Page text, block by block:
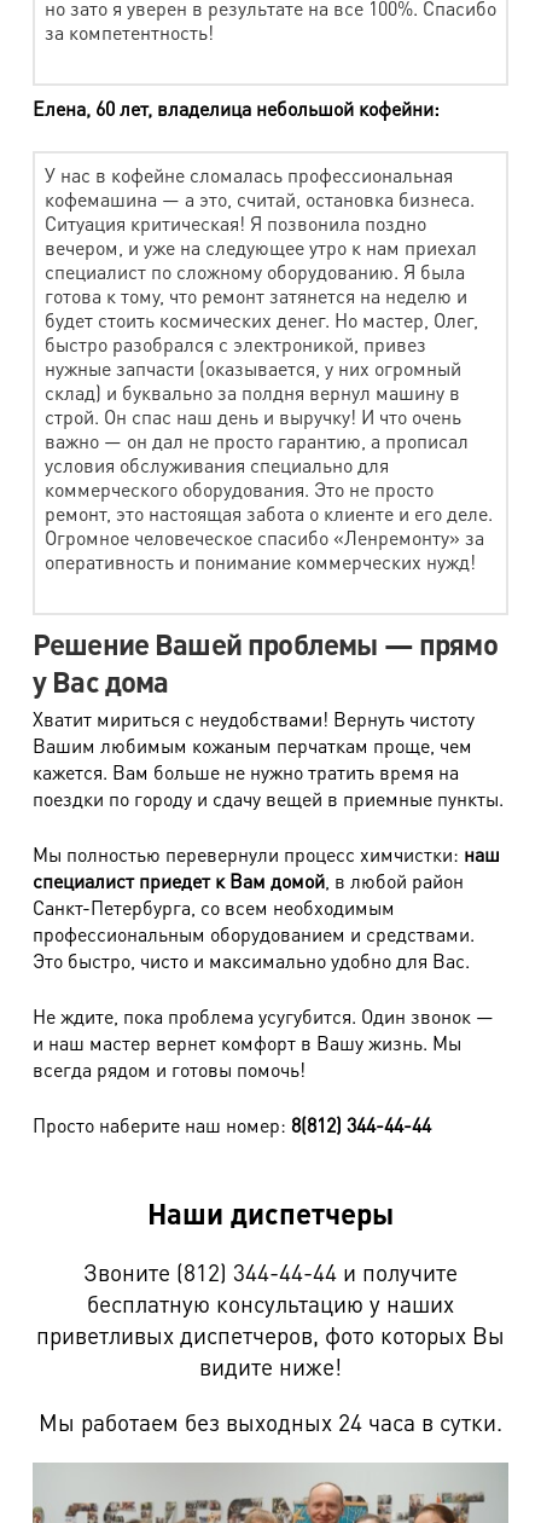
Рукавицы (овчина, плотная замша)
610 руб.
Жилет, шорты (кожа, замша)
1580 руб.
Джемпер (кожа, замша)
2040 руб.
Юбка до 40 см (кожа, замша)
1420 руб.
Юбка до 40 см (кожа, замша)
2000 руб.
Сарафан (кожа, замша)
2100 руб.
Рубашка (кожа, замша)
2100 руб.
Брюки, бриджи (кожа, замша)
2160 руб.
Пиджак, куртка, полупальто (кожа, замша)
3100 руб.
Плащ, пальто от 90 см
Дубленки до 90 см
3540 руб.
Дубленки от 90 см
3800 руб.
Кожаный пуховик от 90 см
Куртка на меху (недорогост. мех)
Пальто на подкл. из овчины
3800 руб.
Сапоги меховые (овчина) типа UGG
1750 руб.
Изделия, комбинированные текстилем
Наименование работ
Стоимость
Жилет, шорты (комбин. текстилем)
1350 руб.
Брюки, бриджи (комбин. текстилем)
1800 руб.
Джемпер (комбин. текстилем)
1700 руб.
Пиджак, куртка, полупальто до 90 см (комбин.
текстилем)
Пальто от 90 см (комбинированное текстилем) 3500 руб.
Куртка, полупальто до 90 см (на иск. меху)
3100 руб.
Пальто свыше 90 см (кожа, замша)
3300 руб.
Покраска кожаной отделки (1 деталь)
Экипировка
Наименование работ Стоимость
но зато я уверен в результате на все 100%. Спасибо
за компетентность!
Елена, 60 лет, владелица небольшой кофейни:
У нас в кофейне сломалась профессиональная
кофемашина — а это, считай, остановка бизнеса.
Ситуация критическая! Я позвонила поздно
вечером, и уже на следующее утро к нам приехал
специалист по сложному оборудованию. Я была
готова к тому, что ремонт затянется на неделю и
будет стоить космических денег. Но мастер, Олег,
быстро разобрался с электроникой, привез
нужные запчасти (оказывается, у них огромный
склад) и буквально за полдня вернул машину в
строй. Он спас наш день и выручку! И что очень
важно — он дал не просто гарантию, а прописал
условия обслуживания специально для
коммерческого оборудования. Это не просто
ремонт, это настоящая забота о клиенте и его деле.
Огромное человеческое спасибо «Ленремонту» за
оперативность и понимание коммерческих нужд!
Решение Вашей проблемы — прямо
у Вас дома
Хватит мириться с неудобствами! Вернуть чистоту
Вашим любимым кожаным перчаткам проще, чем
кажется. Вам больше не нужно тратить время на
поездки по городу и сдачу вещей в приемные пункты.
Мы полностью перевернули процесс химчистки: наш
специалист приедет к Вам домой, в любой район
Санкт-Петербурга, со всем необходимым
профессиональным оборудованием и средствами.
Это быстро, чисто и максимально удобно для Вас.
Не ждите, пока проблема усугубится. Один звонок —
и наш мастер вернет комфорт в Вашу жизнь. Мы
всегда рядом и готовы помочь!
Просто наберите наш номер: 8(812) 344-44-44
Наши диспетчеры
Звоните (812) 344-44-44 и получите
бесплатную консультацию у наших
приветливых диспетчеров, фото которых Вы
видите ниже!
Мы работаем без выходных 24 часа в сутки.